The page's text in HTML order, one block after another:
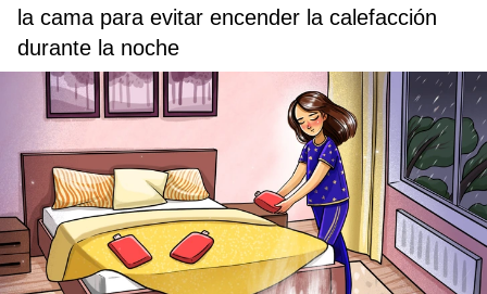
la cama para evitar encender la calefacción
durante la noche